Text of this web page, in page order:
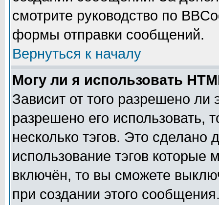
смотрите руководство по
формы отправки сообщений.
Вернуться к началу
Могу ли я использовать
Зависит от того разрешено
разрешено его использовать,
несколько тэгов. Это сделано
использование тэгов
включён, то вы сможете
при создании этого